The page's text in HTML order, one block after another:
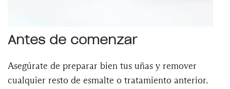
Antes de comenzar
Asegúrate de preparar bien tus uñas y remover
cualquier resto de esmalte o tratamiento anterior.